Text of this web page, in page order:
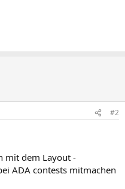
#2
mit dem Layout -
ADA contests mitmachen